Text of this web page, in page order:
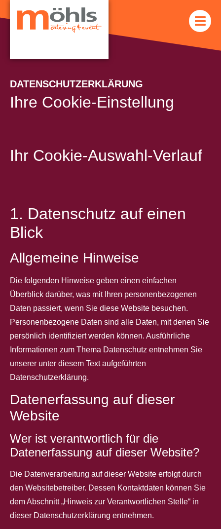
DATENSCHUTZERKLÄRUNG
Ihre Cookie-Einstellung
Ihr Cookie-Auswahl-Verlauf
1. Datenschutz auf einen
Blick
Allgemeine Hinweise
Die folgenden Hinweise geben einen einfachen
Überblick darüber, was mit Ihren personenbezogenen
Daten passiert, wenn Sie diese Website besuchen.
Personenbezogene Daten sind alle Daten, mit denen Sie
persönlich identifiziert werden können. Ausführliche
Informationen zum Thema Datenschutz entnehmen Sie
unserer unter diesem Text aufgeführten
Datenschutzerklärung.
Datenerfassung auf dieser
Website
Wer ist verantwortlich für die
Datenerfassung auf dieser Website?
Die Datenverarbeitung auf dieser Website erfolgt durch
den Websitebetreiber. Dessen Kontaktdaten können Sie
dem Abschnitt „Hinweis zur Verantwortlichen Stelle“ in
dieser Datenschutzerklärung entnehmen.